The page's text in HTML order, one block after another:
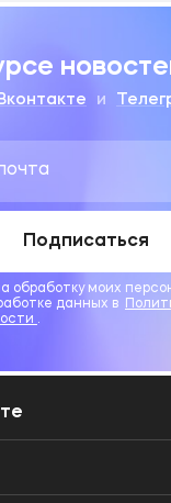
и
Подписаться
обработку моих
данных в
.